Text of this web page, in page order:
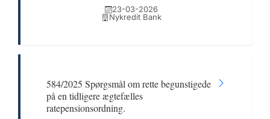
23-03-2026
Nykredit Bank
584/2025 Spørgsmål om rette begunstigede
på en tidligere ægtefælles
ratepensionsordning.